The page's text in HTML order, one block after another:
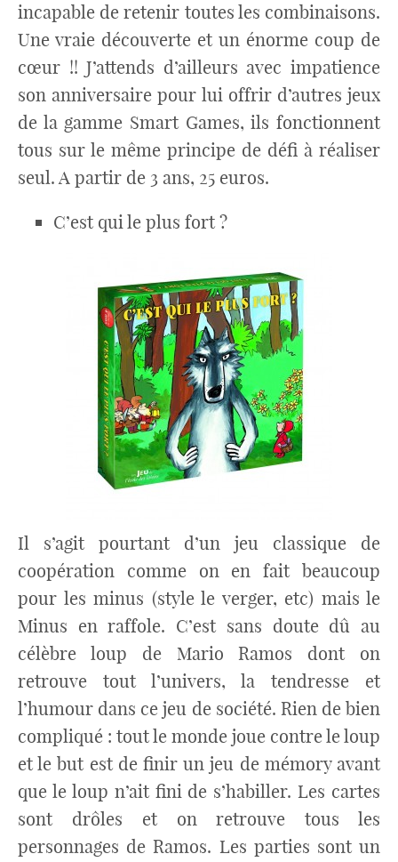
incapable de retenir toutes les combinaisons.
Une vraie découverte et un énorme coup de
cœur !! J’attends d’ailleurs avec impatience
son anniversaire pour lui offrir d’autres jeux
de la gamme Smart Games, ils fonctionnent
tous sur le même principe de défi à réaliser
seul. A partir de 3 ans, 25 euros.
C’est qui le plus fort ?
Il s’agit pourtant d’un jeu classique de
coopération comme on en fait beaucoup
pour les minus (style le verger, etc) mais le
Minus en raffole. C’est sans doute dû au
célèbre loup de Mario Ramos dont on
retrouve tout l’univers, la tendresse et
l’humour dans ce jeu de société. Rien de bien
compliqué : tout le monde joue contre le loup
et le but est de finir un jeu de mémory avant
que le loup n’ait fini de s’habiller. Les cartes
sont drôles et on retrouve tous les
personnages de Ramos. Les parties sont un